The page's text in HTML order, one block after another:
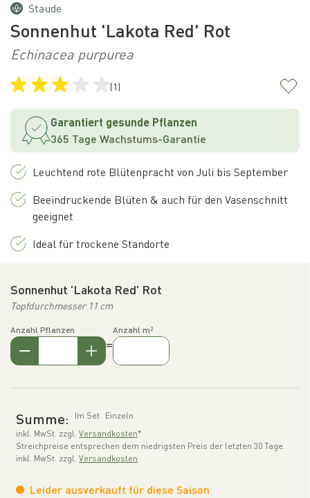
Staude
Sonnenhut 'Lakota Red' Rot
Echinacea purpurea
(1)
Garantiert gesunde Pflanzen
365 Tage Wachstums-Garantie
Leuchtend rote Blütenpracht von Juli bis September
Beeindruckende Blüten & auch für den Vasenschnitt
geeignet
Ideal für trockene Standorte
Sonnenhut 'Lakota Red' Rot
Topfdurchmesser 11 cm
Anzahl Pflanzen
=
Anzahl m²
Summe: Im Set
Einzeln
inkl. MwSt. zzgl. Versandkosten*
Streichpreise entsprechen dem niedrigsten Preis der letzten 30 Tage.
inkl. MwSt. zzgl. Versandkosten
Leider ausverkauft für diese Saison